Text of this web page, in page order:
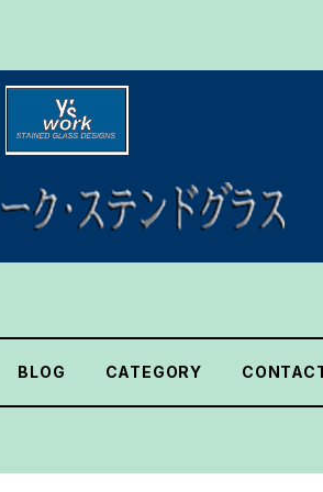
BLOG CATEGORY